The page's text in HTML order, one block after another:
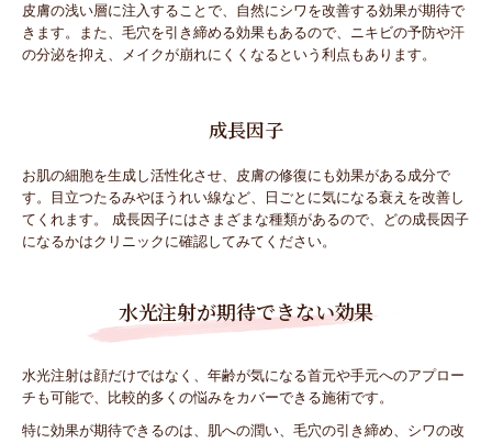
皮膚の浅い層に注入することで、自然にシワを改善する効果が期待で
きます。また、毛穴を引き締める効果もあるので、ニキビの予防や汗
の分泌を抑え、メイクが崩れにくくなるという利点もあります。
成長因子
お肌の細胞を生成し活性化させ、皮膚の修復にも効果がある成分で
す。目立つたるみやほうれい線など、日ごとに気になる衰えを改善し
てくれます。 成長因子にはさまざまな種類があるので、どの成長因子
になるかはクリニックに確認してみてください。
水光注射が期待できない効果
水光注射は顔だけではなく、年齢が気になる首元や手元へのアプロー
チも可能で、比較的多くの悩みをカバーできる施術です。
特に効果が期待できるのは、肌への潤い、毛穴の引き締め、シワの改